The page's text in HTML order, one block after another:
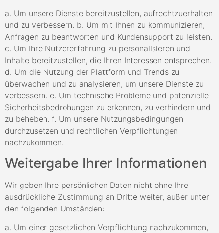
a. Um unsere Dienste bereitzustellen, aufrechtzuerhalten
und zu verbessern. b. Um mit Ihnen zu kommunizieren,
Anfragen zu beantworten und Kundensupport zu leisten.
c. Um Ihre Nutzererfahrung zu personalisieren und
Inhalte bereitzustellen, die Ihren Interessen entsprechen.
d. Um die Nutzung der Plattform und Trends zu
überwachen und zu analysieren, um unsere Dienste zu
verbessern. e. Um technische Probleme und potenzielle
Sicherheitsbedrohungen zu erkennen, zu verhindern und
zu beheben. f. Um unsere Nutzungsbedingungen
durchzusetzen und rechtlichen Verpflichtungen
nachzukommen.
Weitergabe Ihrer Informationen
Wir geben Ihre persönlichen Daten nicht ohne Ihre
ausdrückliche Zustimmung an Dritte weiter, außer unter
den folgenden Umständen:
a. Um einer gesetzlichen Verpflichtung nachzukommen,